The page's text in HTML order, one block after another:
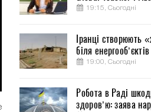
19:15, Сьогодні
Іранці створюють
біля енергооб’єктів
19:00, Сьогодні
Робота в Раді
здоров’ю: заява